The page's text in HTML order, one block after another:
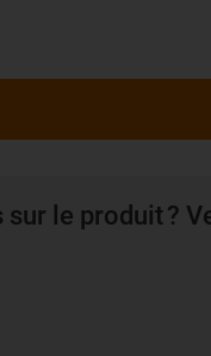
le produit ?